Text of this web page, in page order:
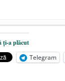
care servește
Vexler
ți-a plăcut
Telegram